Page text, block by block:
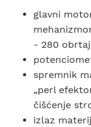
glavni
- 280
spremnik
„perl
čišćenje
izlaz